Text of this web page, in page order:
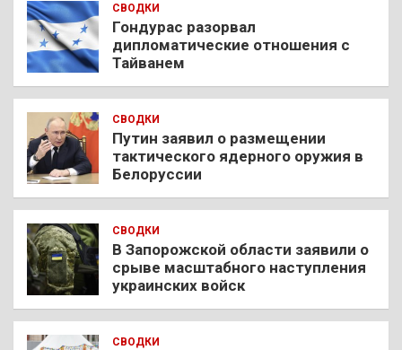
СВОДКИ
Гондурас разорвал
дипломатические отношения с
Тайванем
СВОДКИ
Путин заявил о размещении
тактического ядерного оружия в
Белоруссии
СВОДКИ
В Запорожской области заявили о
срыве масштабного наступления
украинских войск
СВОДКИ